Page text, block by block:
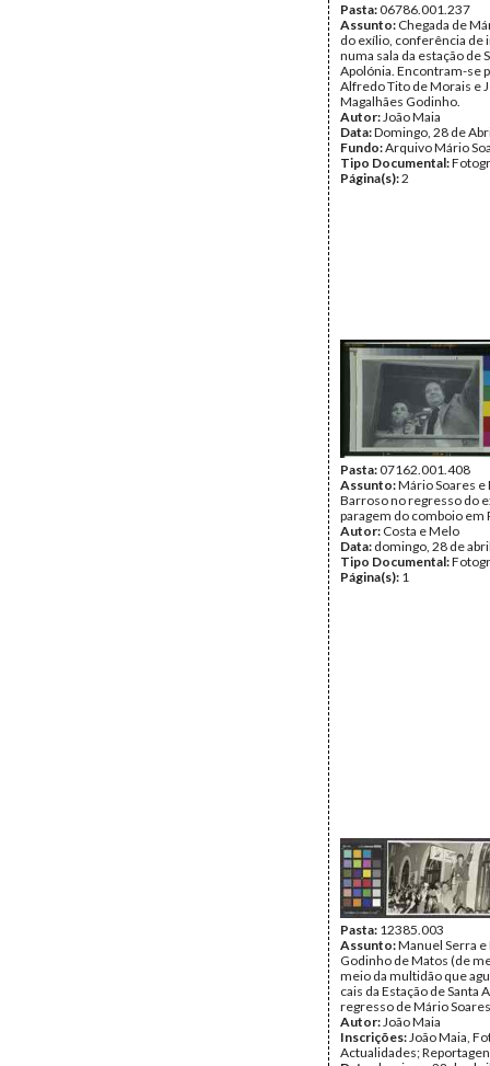
Pasta:06786.001.237
Assunto: Chegada de
do exílio, conferência de
numa sala da estação de
Apolónia. Encontram-se
Alfredo Tito de Morais e
Magalhães Godinho.
Autor:João Maia
Data:Domingo, 28 de
Fundo:Arquivo Mário
Tipo Documental:
Página(s):2
Pasta:07162.001.408
Assunto:Mário Soares e
Barroso no regresso do
paragem do comboio em
Autor: Costa e Melo
Data: domingo, 28 de
Tipo Documental:
Página(s): 1
Pasta: 12385.003
Assunto:Manuel Serra
Godinho de Matos (de
meio da multidão que
cais da Estação de Santa
regresso de Mário
Autor:João Maia
Inscrições:João Maia,
Actualidades;